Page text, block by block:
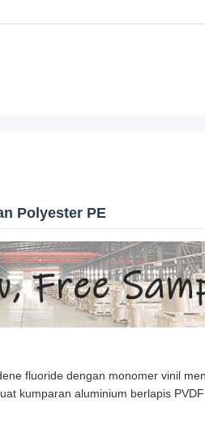
Polyester PE
fluoride dengan monomer vinil
kumparan aluminium berlapis